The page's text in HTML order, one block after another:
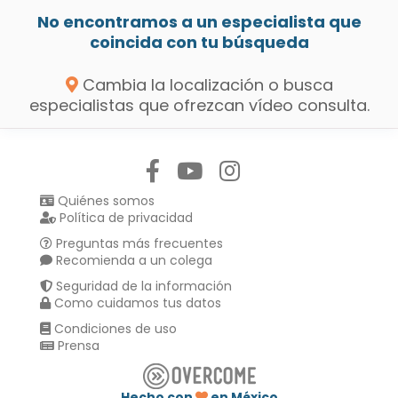
No encontramos a un especialista que
coincida con tu búsqueda
Cambia la localización o busca
especialistas que ofrezcan vídeo consulta.
Quiénes somos
Política de privacidad
Preguntas más frecuentes
Recomienda a un colega
Seguridad de la información
Como cuidamos tus datos
Condiciones de uso
Prensa